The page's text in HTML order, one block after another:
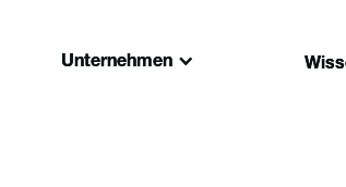
Unternehmen
Unternehmen